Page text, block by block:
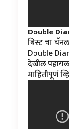
Double
बिस्ट चा
Double
देखील
माहितीपूर्ण